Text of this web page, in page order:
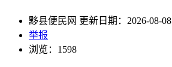
黟县便民网 更新日期：2026-08-08
举报
浏览：1598